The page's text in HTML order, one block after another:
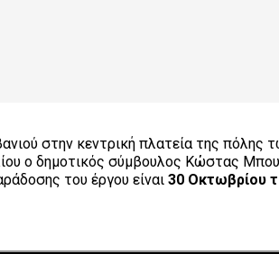
στην κεντρική πλατεία της πόλης
ο δημοτικός σύμβουλος Κώστας
του έργου είναι30 Οκτωβρίου